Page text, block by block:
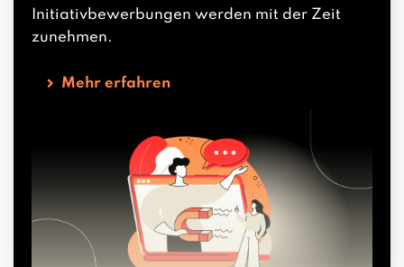
Initiativbewerbungen werden mit der Zeit
zunehmen.
Mehr erfahren